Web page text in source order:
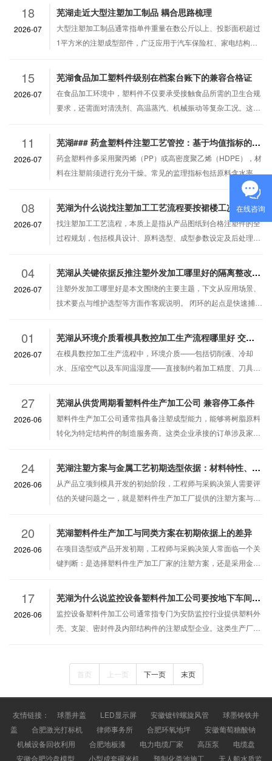
核方式并非简单的重复检查，而是…
18
2026-07
芜湖走近大型注塑加工制品 耦合思路梳理
大型注塑加工制品通常指单件重量在数公斤以上、投影面积超过
1平方米的注塑成型部件，广泛应用于汽车保险杠、家电结构
不仅是设备锁模力与模具刚性匹配，更…
15
2026-07
芜湖食品加工塑料件级别在档案台账下的兼容合格证
在食品加工环境中，塑料件不仅要承受接触食品所需的卫生合规
要求，还需面对清洗剂、高温蒸汽、机械振动等复杂工况。这一
依据，指的是塑料材料在食品卫生…
11
2026-07
芜湖### 药盒塑料件注塑工艺管控：基于均值指标的监理节点与关键参数解析
药盒塑料件多采用聚丙烯（PP）或高密度聚乙烯（HDPE），材
料在注塑前须进行充分干燥。常见的监理指标包括原料含水率与
模具型腔表面粗糙度。上述参数在首件检验时须逐项记录，均值
数据可作为后续批次对比的基线…
08
2026-07
芜湖为什么说找注塑加工工艺流程要按裙楼工况来复核
找注塑加工工艺流程，本质上是指从产品图纸到合格注塑件的全
过程规划，包括模具设计、原料选型、成型参数设定及后处理工
格栅、电缆桥架配件或雨水斗壳体。…
04
2026-07
芜湖从关键依据反推注塑外发加工哪里好的隔离整改闭环
注塑外发加工哪里好是本文围绕的主要主题，下文从应用场景、
技术要点与维护选型等方面作客观说明。 闭环的起点是快速捕捉
验、首件确认、过程巡检或客户端反…
01
2026-07
芜湖从环境介质看模具数控加工生产流程哪里好 交叉标识要求
在模具数控加工生产流程中，环境介质——包括切削液、冷却
水、压缩空气以及车间温湿度——直接制约着加工精度、刀具寿
态与流转批次进行系统化管理的关键规…
27
2026-06
芜湖从供货周期看塑料件生产加工公司 兼容停工条件
塑料件生产加工公司通常指具备注塑成型能力，能够将树脂原料
转化为特定结构件的制造服务商。这类企业承接的订单涉及家电
程中，供货周期是评估供应商时仅…
24
2026-06
芜湖注塑方案与金属工艺初期选型依据：材料特性、结构边界与经济性综合评估
从产品立项到模具开发的初始阶段，工程师与采购决策人需要评
估的关键问题之一，就是塑料件生产加工厂提供的注塑方案与金
这种差异不仅影响模具投资与生产周…
20
2026-06
芜湖塑料件生产加工与同类方案在初期依据上的差异
在项目选型或产品开发初期，工程师与采购决策人常面临一个关
键判断：是选择塑料件生产加工厂家的注塑方案，还是采用金属
接决定了后续模具投资、生产周期以…
17
2026-06
芜湖为什么说监控设备塑料件加工公司要按地下车间来实施
监控设备塑料件加工公司通常指专门为安防监控行业提供塑料外
壳、支架、密封件及内部结构件的注塑成型企业。这类生产厂家
首页
上一页 下一页 末页
友情链接： 球墨井盖 LED显示屏 安徽镀锌螺旋风管
球墨铸铁井
盖
合肥激光打标机 律师事务所 合肥环氧地坪
安徽葡萄糖酸钠
机械设备回收利用
合肥地板漆 电力电缆厂家 高压泵
电缆盘
安徽合肥沙盘模型
小型成套碾米机 预制化粪池施工 无人船水质监
在线咨询